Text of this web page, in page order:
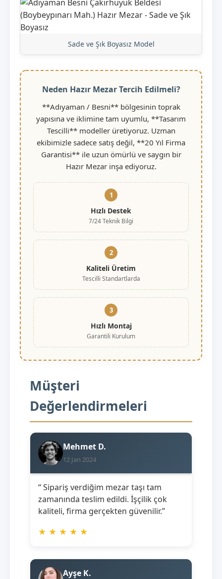
Sade ve Şık Boyasız Model
Neden Hazır Mezar Tercih Edilmeli?
**Adıyaman / Besni** bölgesinin toprak
yapısına ve iklimine tam uyumlu, **Tasarım
Tescilli** modeller üretiyoruz. Uzman
ekibimizle sadece satış değil, **20 Yıl Firma
Garantisi** ile uzun ömürlü ve saygın bir
Hazır Mezar inşa ediyoruz.
1
Hızlı Destek
7/24 Teknik Bilgi
2
Kaliteli Üretim
Tescilli Standartlarda
3
Hızlı Montaj
Garantili Kurulum
Müşteri
Değerlendirmeleri
Mehmet D.
12 Jan 2024
“ Sipariş verdiğim mezar taşı tam
zamanında teslim edildi. İşçilik çok
kaliteli, firma gerçekten güvenilir.”
★ ★ ★ ★ ★
Ayşe K.